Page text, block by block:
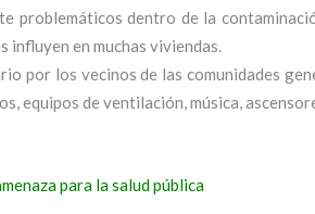
problemáticos dentro de la
influyen en muchas viviendas.
por los vecinos de las comunidades
equipos de ventilación, música,
para la salud pública